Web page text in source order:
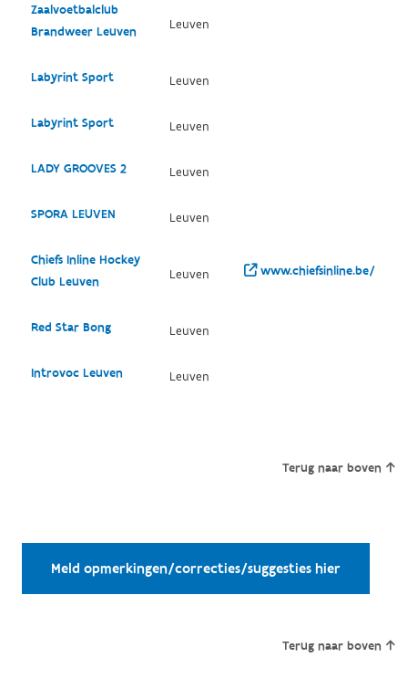
Zaalvoetbalclub
Brandweer Leuven
Leuven
Labyrint Sport Leuven
Labyrint Sport Leuven
LADY GROOVES 2 Leuven
SPORA LEUVEN Leuven
Chiefs Inline Hockey
Club Leuven
Leuven www.chiefsinline.be/
Red Star Bong Leuven
Introvoc Leuven Leuven
Terug naar boven
Meld opmerkingen/correcties/suggesties hier
Terug naar boven